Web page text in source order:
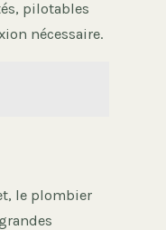
pilotables
nécessaire.
le plombier